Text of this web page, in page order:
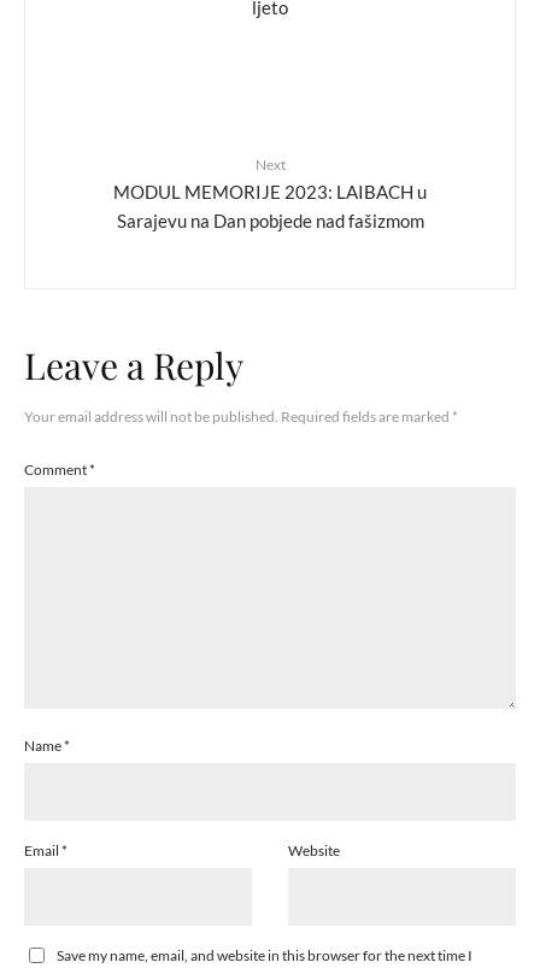
ljeto
Next
MODUL MEMORIJE 2023: LAIBACH u
Sarajevu na Dan pobjede nad fašizmom
Leave a Reply
Your email address will not be published. Required fields are marked *
Comment*
Name*
Email * Website
Save my name, email, and website in this browser for the next time I